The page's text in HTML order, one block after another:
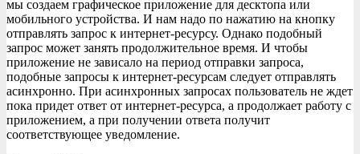
мы создаем графическое приложение для десктопа или
мобильного устройства. И нам надо по нажатию на кнопку
отправлять запрос к интернет-ресурсу. Однако подобный
запрос может занять продолжительное время. И чтобы
приложение не зависало на период отправки запроса,
подобные запросы к интернет-ресурсам следует отправлять
асинхронно. При асинхронных запросах пользователь не ждет
пока придет ответ от интернет-ресурса, а продолжает работу с
приложением, а при получении ответа получит
соответствующее уведомление.